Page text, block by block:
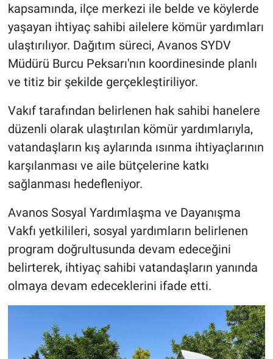
kapsamında, ilçe merkezi ile belde ve köylerde
yaşayan ihtiyaç sahibi ailelere kömür yardımları
ulaştırılıyor. Dağıtım süreci, Avanos SYDV
Müdürü Burcu Peksarı'nın koordinesinde planlı
ve titiz bir şekilde gerçekleştiriliyor.
Vakıf tarafından belirlenen hak sahibi hanelere
düzenli olarak ulaştırılan kömür yardımlarıyla,
vatandaşların kış aylarında ısınma ihtiyaçlarının
karşılanması ve aile bütçelerine katkı
sağlanması hedefleniyor.
Avanos Sosyal Yardımlaşma ve Dayanışma
Vakfı yetkilileri, sosyal yardımların belirlenen
program doğrultusunda devam edeceğini
belirterek, ihtiyaç sahibi vatandaşların yanında
olmaya devam edeceklerini ifade etti.
Yerel
Genel
Kültür - Sanat
Politika
Magazin
Çevre
Haberde İnsan